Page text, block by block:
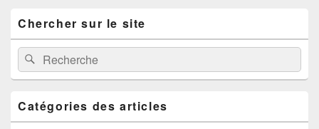
principale
de
widget
pour
la
latérale
Chercher sur le site
Recherche :Rechercher
Catégories des articles